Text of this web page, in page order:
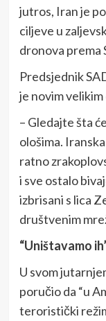
jutros, Iran je
ciljeve u
dronova prema
Predsjednik
je novim velikim
– Gledajte šta
ološima.
ratno
i sve ostalo
izbrisani s lica
društvenim
“Uništavamo
U svom
poručio da “u
teroristički